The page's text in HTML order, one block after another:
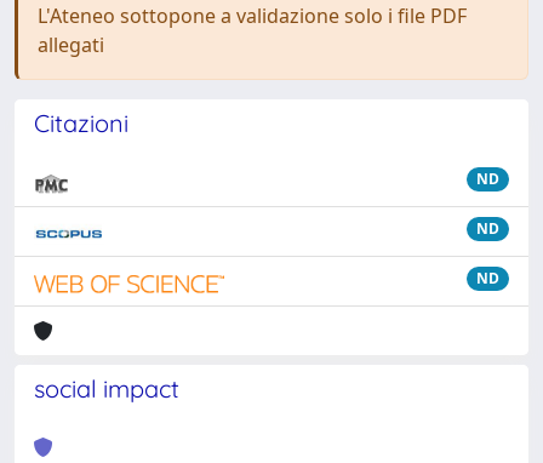
L'Ateneo sottopone a validazione solo i file PDF
allegati
Citazioni
ND
ND
ND
social impact